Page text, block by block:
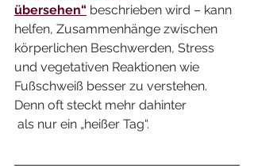
übersehen“ beschrieben wird – kann
helfen, Zusammenhänge zwischen
körperlichen Beschwerden, Stress
und vegetativen Reaktionen wie
Fußschweiß besser zu verstehen.
Denn oft steckt mehr dahinter
als nur ein „heißer Tag“.